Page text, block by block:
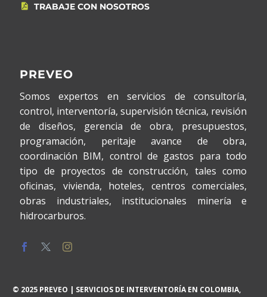

 TRABAJE CON NOSOTROS
PREVEO
Somos expertos en servicios de consultoría,
control, interventoría, supervisión técnica, revisión
de diseños, gerencia de obra, presupuestos,
programación, peritaje avance de obra,
coordinación BIM, control de gastos para todo
tipo de proyectos de construcción, tales como
oficinas, vivienda, hoteles, centros comerciales,
obras industriales, institucionales minería e
hidrocarburos.
© 2025 PREVEO | SERVICIOS DE INTERVENTORÍA EN COLOMBIA,